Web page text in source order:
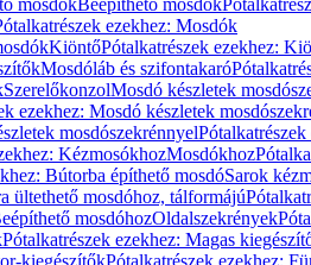
mosdókBeépíthető mosdók
ezekhez: Mosdók
KiöntőPótalkatrészek ezekhez:
Mosdóláb és szifontakaró
SzerelőkonzolMosdó készletek
ezekhez: Mosdó készletek
mosdószekrénnyel
KézmosókhozMosdókhoz
Bútorba építhető mosdóSarok
ültethető mosdóhoz, tálformájú
mosdóhozOldalszekrények
Pótalkatrészek ezekhez: Magas
kiegészítőkPótalkatrészek ezekhez: